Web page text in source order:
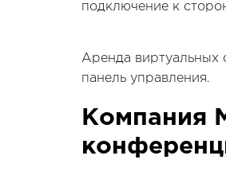
подключение к
Аренда виртуальных
панель управления.
Компания